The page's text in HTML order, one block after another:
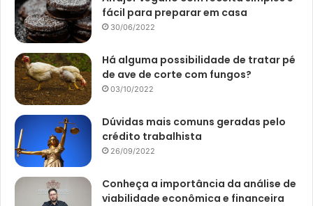
fácil para preparar em casa
30/06/2022
Há alguma possibilidade de tratar pé
de ave de corte com fungos?
03/10/2022
Dúvidas mais comuns geradas pelo
crédito trabalhista
26/09/2022
Conheça a importância da análise de
viabilidade econômica e financeira